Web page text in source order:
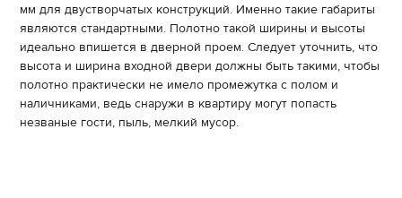
мм для двустворчатых конструкций. Именно такие габариты
являются стандартными. Полотно такой ширины и высоты
идеально впишется в дверной проем. Следует уточнить, что
высота и ширина входной двери должны быть такими, чтобы
полотно практически не имело промежутка с полом и
наличниками, ведь снаружи в квартиру могут попасть
незваные гости, пыль, мелкий мусор.